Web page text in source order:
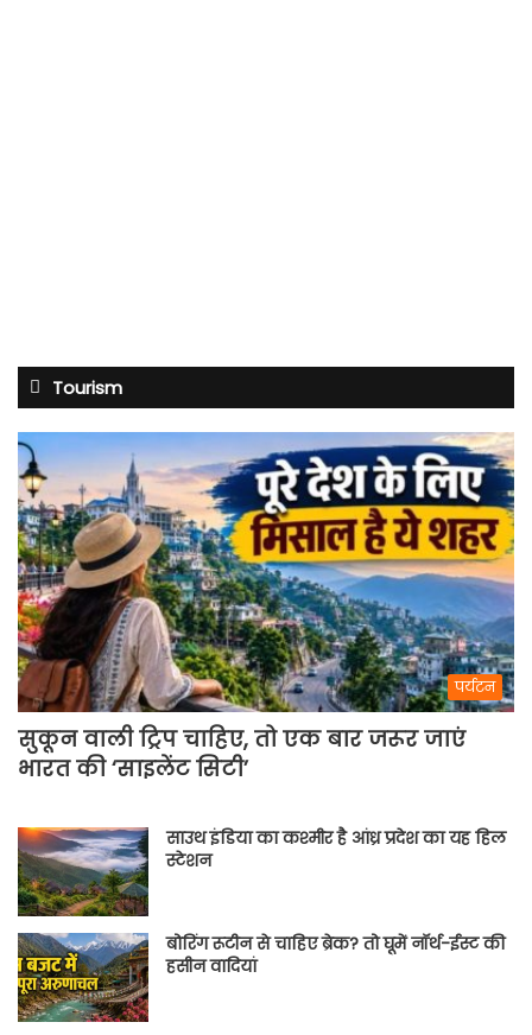
Tourism
पर्यटन
सुकून वाली ट्रिप चाहिए, तो एक बार जरूर जाएं
भारत की ‘साइलेंट सिटी’
साउथ इंडिया का कश्मीर है आंध्र प्रदेश का यह हिल
स्टेशन
बोरिंग रूटीन से चाहिए ब्रेक? तो घूमें नॉर्थ-ईस्ट की
हसीन वादियां